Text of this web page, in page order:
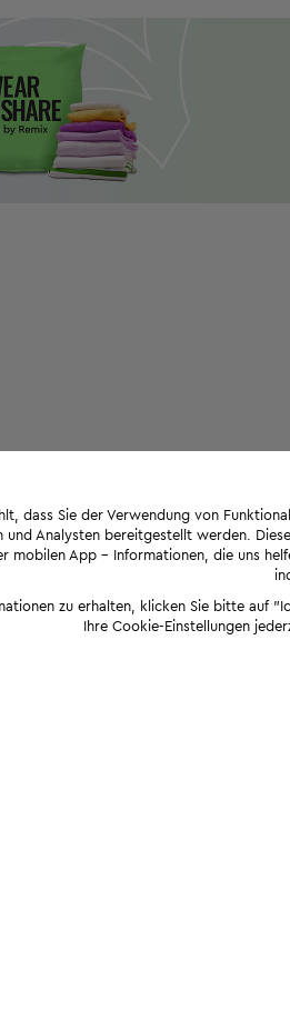
dass Sie der Verwendung von
und Analysten bereitgestellt werden.
mobilen App - Informationen, die uns
zu erhalten, klicken Sie bitte auf
Ihre Cookie-Einstellungen